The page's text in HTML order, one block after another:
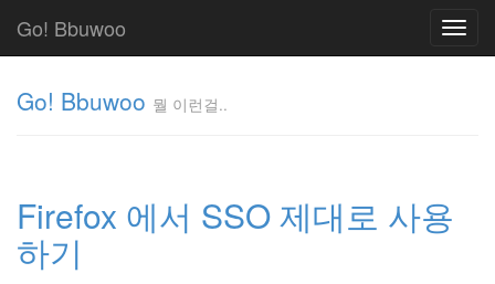
Go! Bbuwoo
Go! Bbuwoo 뭘 이런걸..
Firefox 에서 SSO 제대로 사용
하기
걸..
김
정
균